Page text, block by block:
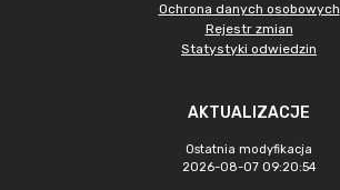
Ochrona danych osobowych
Rejestr zmian
Statystyki odwiedzin
AKTUALIZACJE
Ostatnia modyfikacja
2026-08-07 09:20:54